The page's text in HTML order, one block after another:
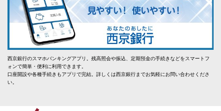
西京銀行のスマホバンキングアプリ。残高照会や振込、定期預金の手続きなどをスマートフ
ォンで簡単・便利に利用できます。
口座開設や各種手続きもアプリで完結。詳しくは西京銀行までお気軽にお問い合わせくださ
い。